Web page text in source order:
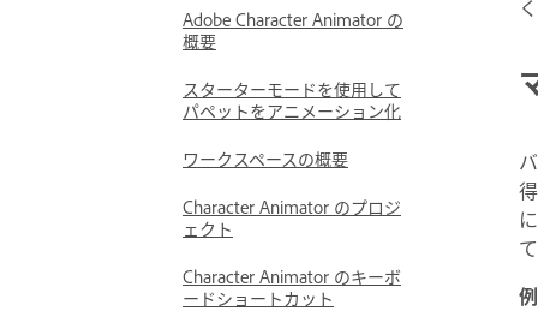
Adobe Character Animator の
概要
スターターモードを使用して
パペットをアニメーション化
ワークスペースの概要
Character Animator のプロジ
ェクト
Character Animator のキーボ
ードショートカット
例